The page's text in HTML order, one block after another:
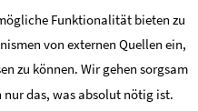
Kathrin Ismaier
an
Funktionalität bieten zu
von externen Quellen ein,
zu können. Wir gehen sorgsam
das, was absolut nötig ist.